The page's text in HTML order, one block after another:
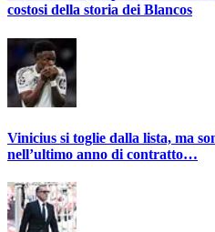
costosi della storia dei Blancos
Vinicius si toglie dalla lista, ma
nell’ultimo anno di contratto…